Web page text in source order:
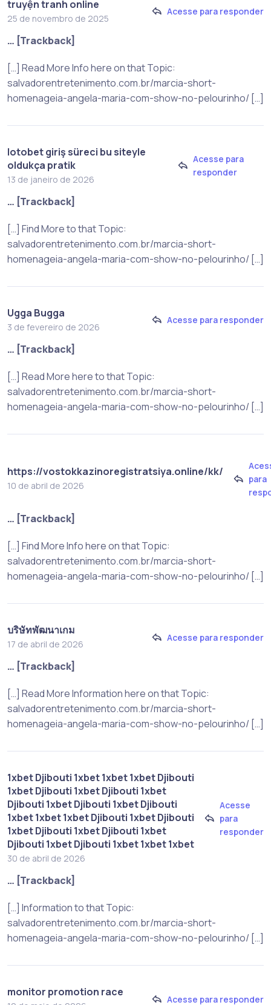
truyện tranh online
25 de novembro de 2025
Acesse para responder
… [Trackback]
[…] Read More Info here on that Topic:
salvadorentretenimento.com.br/marcia-short-
homenageia-angela-maria-com-show-no-pelourinho/ […]
lotobet giriş süreci bu siteyle
oldukça pratik
13 de janeiro de 2026
Acesse para
responder
… [Trackback]
[…] Find More to that Topic:
salvadorentretenimento.com.br/marcia-short-
homenageia-angela-maria-com-show-no-pelourinho/ […]
Ugga Bugga
3 de fevereiro de 2026
Acesse para responder
… [Trackback]
[…] Read More here to that Topic:
salvadorentretenimento.com.br/marcia-short-
homenageia-angela-maria-com-show-no-pelourinho/ […]
https://vostokkazinoregistratsiya.online/kk/
10 de abril de 2026
para
… [Trackback]
[…] Find More Info here on that Topic:
salvadorentretenimento.com.br/marcia-short-
homenageia-angela-maria-com-show-no-pelourinho/ […]
บริษัทพัฒนาเกม
17 de abril de 2026
Acesse para responder
… [Trackback]
[…] Read More Information here on that Topic:
salvadorentretenimento.com.br/marcia-short-
homenageia-angela-maria-com-show-no-pelourinho/ […]
1xbet Djibouti 1xbet 1xbet 1xbet Djibouti
1xbet Djibouti 1xbet Djibouti 1xbet
Djibouti 1xbet Djibouti 1xbet Djibouti
1xbet 1xbet 1xbet Djibouti 1xbet Djibouti
1xbet Djibouti 1xbet Djibouti 1xbet
Djibouti 1xbet Djibouti 1xbet 1xbet 1xbet
30 de abril de 2026
Acesse
para
responder
… [Trackback]
[…] Information to that Topic:
salvadorentretenimento.com.br/marcia-short-
homenageia-angela-maria-com-show-no-pelourinho/ […]
monitor promotion race
Acesse para responder